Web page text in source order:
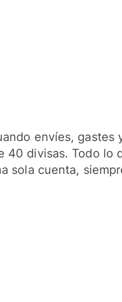
envíes, gastes
40 divisas. Todo lo
sola cuenta,